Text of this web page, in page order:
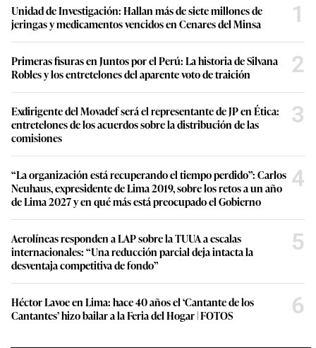
Unidad de Investigación: Hallan más de siete millones de
jeringas y medicamentos vencidos en Cenares del Minsa
1
Primeras fisuras en Juntos por el Perú: La historia de Silvana
Robles y los entretelones del aparente voto de traición
2
Exdirigente del Movadef será el representante de JP en Ética:
entretelones de los acuerdos sobre la distribución de las
comisiones
3
“La organización está recuperando el tiempo perdido”: Carlos
Neuhaus, expresidente de Lima 2019, sobre los retos a un año
de Lima 2027 y en qué más está preocupado el Gobierno
4
Aerolíneas responden a LAP sobre la TUUA a escalas
internacionales: “Una reducción parcial deja intacta la
desventaja competitiva de fondo”
5
Héctor Lavoe en Lima: hace 40 años el ‘Cantante de los
Cantantes’ hizo bailar a la Feria del Hogar | FOTOS
6